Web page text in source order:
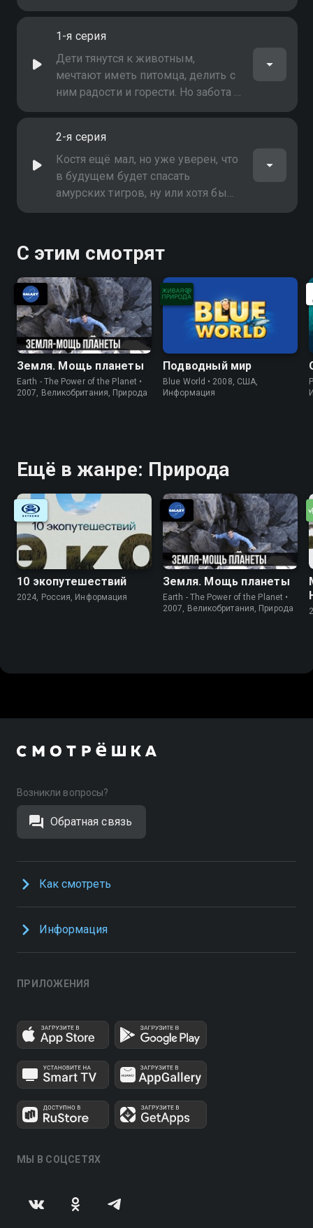
- обитателями птицеводческого
вынесет из этой встречи?
1-я серия
Дети тянутся к животным,
мечтают иметь питомца, делить с
ним радости и горести. Но забота о
братьях наших меньших подчас
2-я серия
Костя ещё мал, но уже уверен, что
в будущем будет спасать
амурских тигров, ну или хотя бы
работать в зоомагазине. Чтобы
зоопарк "Приют Белоснежки" и
встретит тех, о ком так мечтал,
лицом к лицу
С этим смотрят
Земля. Мощь планеты
Earth - The Power of the Planet •
2007, Великобритания, Природа
Подводный мир
Blue World • 2008, США,
Информация
Ещё в жанре: Природа
10 экопутешествий
2024, Россия, Информация
Земля. Мощь планеты
Earth - The Power of the Planet •
2007, Великобритания, Природа
Возникли вопросы?
Обратная связь
Как смотреть
Информация
ПРИЛОЖЕНИЯ
МЫ В СОЦСЕТЯХ